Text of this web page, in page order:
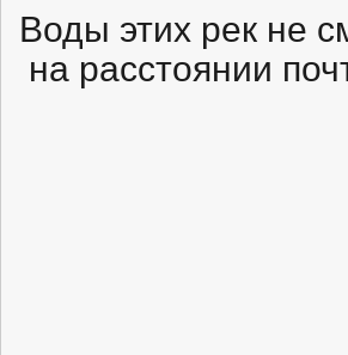
Воды этих рек не
на расстоянии